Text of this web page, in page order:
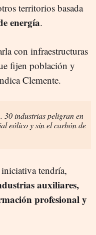
territorios basada
energía.
con infraestructuras
fijen población y
Clemente.
30 industrias peligran en
eólico y sin el carbón de
tendría,
auxiliares,
profesional y